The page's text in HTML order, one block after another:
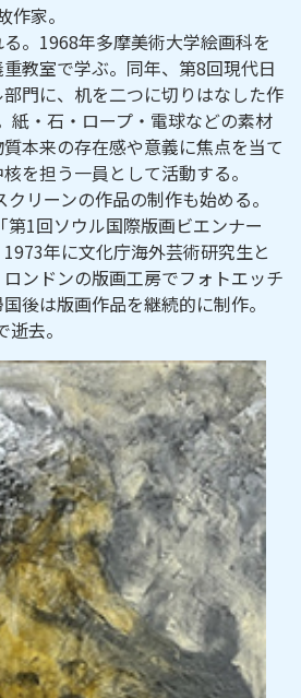
家。
。1968年多摩美術大学絵画科を
教室で学ぶ。同年、第8回現代日
門に、机を二つに切りはなした作
紙・石・ロープ・電球などの素材
本来の存在感や意義に焦点を当て
を担う一員として活動する。
リーンの作品の制作も始める。
1回ソウル国際版画ビエンナー
年に文化庁海外芸術研究生と
ンドンの版画工房でフォトエッチ
後は版画作品を継続的に制作。
去。